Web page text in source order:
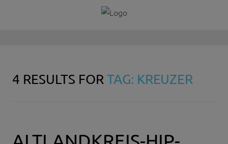
4 RESULTS FORTAG: KREUZER